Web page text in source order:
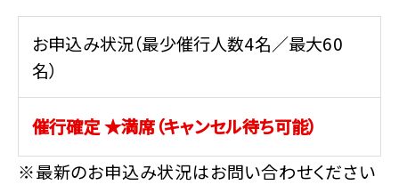
お申込み状況（最少催行人数4名／最大60
名）
催行確定 ★満席（キャンセル待ち可能）
※最新のお申込み状況はお問い合わせください